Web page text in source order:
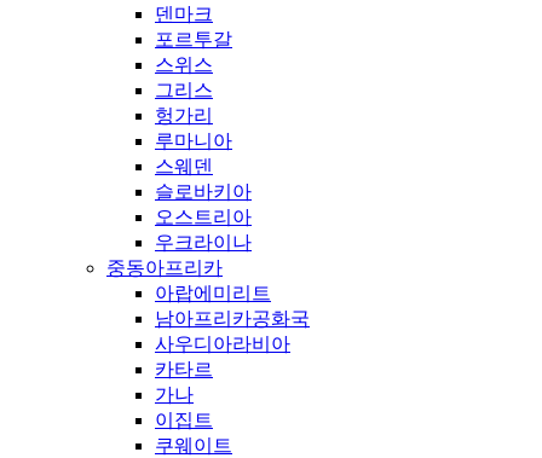
덴마크
포르투갈
스위스
그리스
헝가리
루마니아
스웨덴
슬로바키아
오스트리아
우크라이나
중동아프리카
아랍에미리트
남아프리카공화국
사우디아라비아
카타르
가나
이집트
쿠웨이트